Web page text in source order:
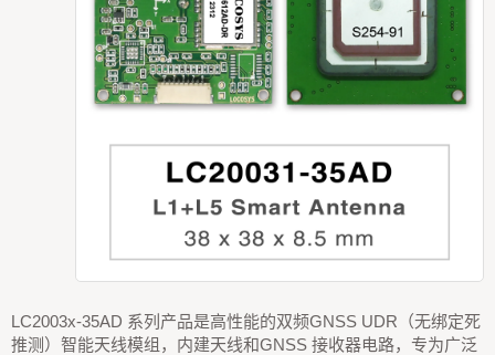
LC2003x-35AD 系列产品是高性能的双频GNSS UDR（无绑定死
推测）智能天线模组，内建天线和GNSS 接收器电路，专为广泛